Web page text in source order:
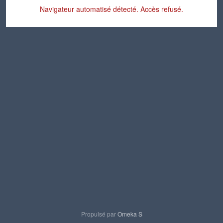
Navigateur automatisé détecté. Accès refusé.
Propulsé parOmeka S